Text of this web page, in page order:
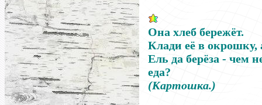
Она хлеб бережёт.
Клади её в окрошку,
Ель да берёза - чем
еда?
(Картошка.)